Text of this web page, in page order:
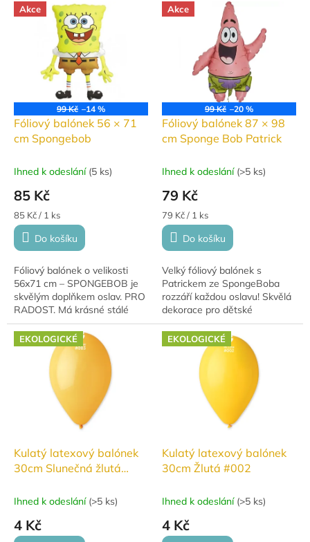
u
Akce
99 Kč –14 %
Fóliový balónek 56 × 71
cm Spongebob
Ihned k odeslání (5 ks)
85 Kč
Měrná
cena:
85 Kč / 1 ks
Do košíku
Fóliový balónek o velikosti
56x71 cm – SPONGEBOB je
skvělým doplňkem oslav. PRO
RADOST. Má krásné stálé
barvy a hodí se na narozeniny,
výročí i novoroční dekorace.
Tento balónek...
Akce
99 Kč –20 %
Fóliový balónek 87 × 98
cm Sponge Bob Patrick
Ihned k odeslání (>5 ks)
79 Kč
Měrná
cena:
79 Kč / 1 ks
Do košíku
Velký fóliový balónek s
Patrickem ze SpongeBoba
rozzáří každou oslavu! Skvělá
dekorace pro dětské
narozeniny i tematické párty.
EKOLOGICKÉ
Kulatý latexový balónek
30cm Slunečná žlutá
Ihned k odeslání (>5 ks)
4 Kč
EKOLOGICKÉ
Kulatý latexový balónek
30cm Žlutá #002
Ihned k odeslání (>5 ks)
4 Kč